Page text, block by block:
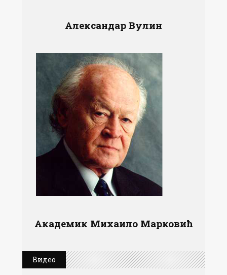
Александар Вулин
Академик Михаило Марковић
Видео